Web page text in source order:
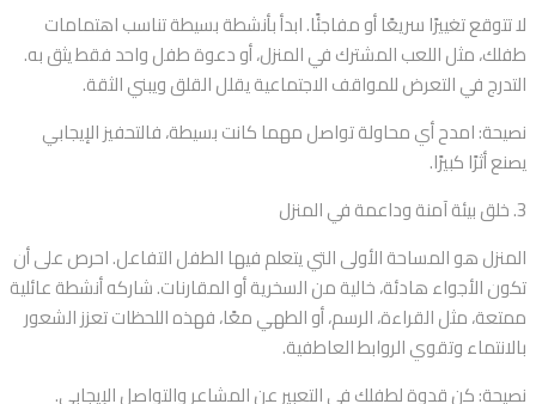
لا تتوقع تغييرًا سريعًا أو مفاجئًا. ابدأ بأنشطة بسيطة تناسب اهتمامات
طفلك، مثل اللعب المشترك في المنزل، أو دعوة طفل واحد فقط يثق به.
التدرج في التعرض للمواقف الاجتماعية يقلل القلق ويبني الثقة.
نصيحة: امدح أي محاولة تواصل مهما كانت بسيطة، فالتحفيز الإيجابي
يصنع أثرًا كبيرًا.
3. خلق بيئة آمنة وداعمة في المنزل
المنزل هو المساحة الأولى التي يتعلم فيها الطفل التفاعل. احرص على أن
تكون الأجواء هادئة، خالية من السخرية أو المقارنات. شاركه أنشطة عائلية
ممتعة، مثل القراءة، الرسم، أو الطهي معًا، فهذه اللحظات تعزز الشعور
بالانتماء وتقوي الروابط العاطفية.
نصيحة: كن قدوة لطفلك في التعبير عن المشاعر والتواصل الإيجابي.